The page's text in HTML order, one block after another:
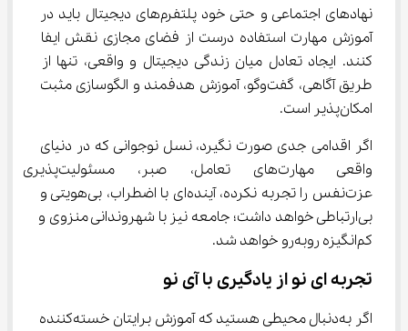
نهادهای اجتماعی و حتی خود پلتفرم‌های دیجیتال باید در
آموزش مهارت استفاده درست از فضای مجازی نقش ایفا
کنند. ایجاد تعادل میان زندگی دیجیتال و واقعی، تنها از
طریق آگاهی، گفت‌وگو، آموزش هدفمند و الگوسازی مثبت
امکان‌پذیر است.
اگر اقدامی جدی صورت نگیرد، نسل نوجوانی که در دنیای
واقعی مهارت‌های تعامل، صبر،
عزت‌نفس را تجربه نکرده، آینده‌ای با اضطراب، بی‌هویتی و
بی‌ارتباطی خواهد داشت؛ جامعه نیز با شهروندانی منزوی و
کم‌انگیزه روبه‌رو خواهد شد.
تجربه ای نو از یادگیری با آی نو
اگر به‌دنبال محیطی هستید که آموزش برایتان خسته‌کننده